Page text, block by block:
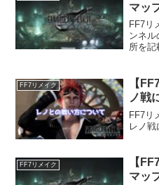
マッ
FF7リ
ンネル
所を記
FF7リメイク
【
ノ戦
FF7リ
レノ
FF7リメイク
【
マッ